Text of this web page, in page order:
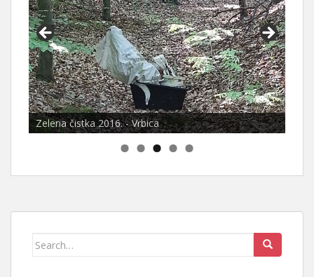
Zelena čistka 2016. - Vrbica
Search